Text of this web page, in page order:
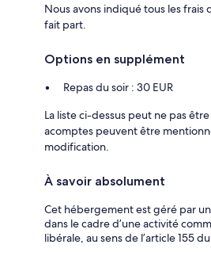
Nous avons indiqué tous les
fait part.
Options en supplément
Repas du soir : 30 EUR
La liste ci-dessus peut ne pas
acomptes peuvent être
modification.
À savoir absolument
Cet hébergement est géré par
dans le cadre d’une activité
libérale, au sens de l’article 155